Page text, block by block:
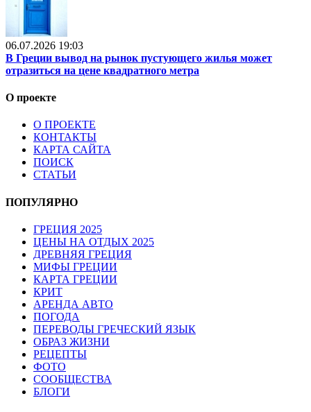
06.07.2026 19:03
В Греции вывод на рынок пустующего жилья может
отразиться на цене квадратного метра
О проекте
О ПРОЕКТЕ
КОНТАКТЫ
КАРТА САЙТА
ПОИСК
СТАТЬИ
ПОПУЛЯРНО
ГРЕЦИЯ 2025
ЦЕНЫ НА ОТДЫХ 2025
ДРЕВНЯЯ ГРЕЦИЯ
МИФЫ ГРЕЦИИ
КАРТА ГРЕЦИИ
КРИТ
АРЕНДА АВТО
ПОГОДА
ПЕРЕВОДЫ ГРЕЧЕСКИЙ ЯЗЫК
ОБРАЗ ЖИЗНИ
РЕЦЕПТЫ
ФОТО
СООБЩЕСТВА
БЛОГИ